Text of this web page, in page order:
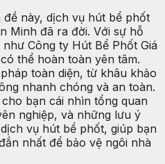
này, dịch vụ hút bể phốt
Minh đã ra đời. Với sự hỗ
Công ty Hút Bể Phốt Giá
thể hoàn toàn yên tâm.
toàn diện, từ khâu khảo
nhanh chóng và an toàn.
bạn cái nhìn tổng quan
nghiệp, và những lưu ý
vụ hút bể phốt, giúp bạn
nhất để bảo vệ ngôi nhà